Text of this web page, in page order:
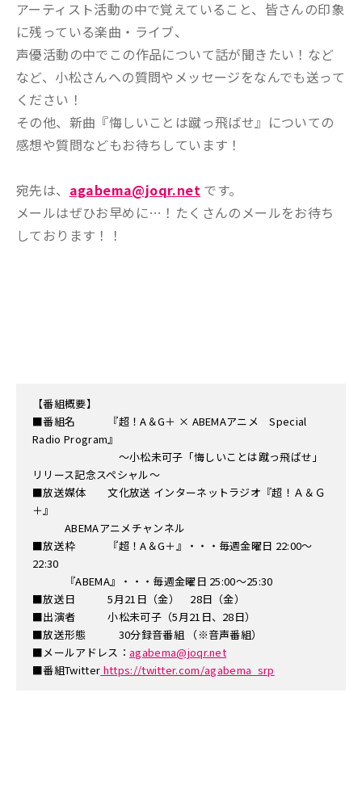
アーティスト活動の中で覚えていること、皆さんの印象
に残っている楽曲・ライブ、
声優活動の中でこの作品について話が聞きたい！など
など、小松さんへの質問やメッセージをなんでも送って
ください！
その他、新曲『悔しいことは蹴っ飛ばせ』についての
感想や質問などもお待ちしています！
宛先は、 agabema@joqr.net です。
メールはぜひお早めに…！たくさんのメールをお待ち
しております！！
【番組概要】
■番組名 『超！A＆G＋ × ABEMAアニメ Special
Radio Program』
～小松未可子「悔しいことは蹴っ飛ばせ」
リリース記念スペシャル～
■放送媒体 文化放送 インターネットラジオ『超！Ａ＆Ｇ
＋』
ABEMAアニメチャンネル
■放送枠 『超！A＆G＋』・・・毎週金曜日 22:00～
22:30
『ABEMA』・・・毎週金曜日 25:00～25:30
■放送日 5月21日（金） 28日（金）
■出演者 小松未可子（5月21日、28日）
■放送形態 30分録音番組 （※音声番組）
■メールアドレス： agabema@joqr.net
■番組Twitter https://twitter.com/agabema_srp